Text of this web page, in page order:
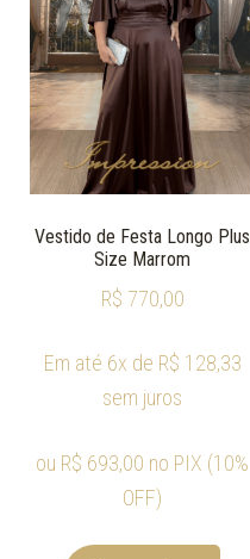
Vestido de Festa Longo Plus
Size Marrom
R$ 770,00
Em até 6x de R$ 128,33
sem juros
ou R$ 693,00 no PIX (10%
OFF)